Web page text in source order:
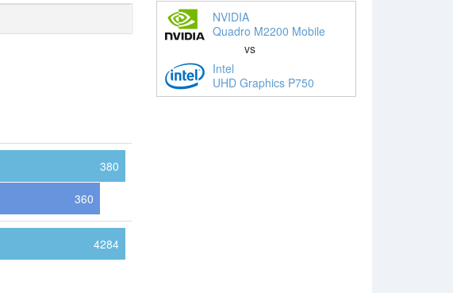
380
360
4284
NVIDIA
Quadro M2200 Mobile
vs
Intel
UHD Graphics P750